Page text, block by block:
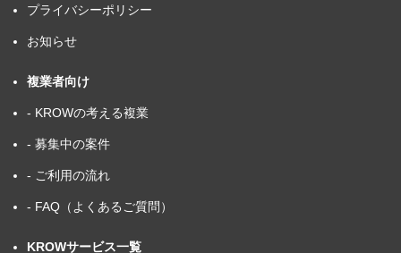
プライバシーポリシー
お知らせ
複業者向け
- KROWの考える複業
- 募集中の案件
- ご利用の流れ
- FAQ（よくあるご質問）
KROWサービス一覧